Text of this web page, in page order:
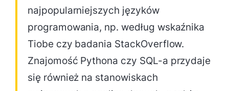
najpopularniejszych języków
programowania, np. według wskaźnika
Tiobe czy badania StackOverflow.
Znajomość Pythona czy SQL-a przydaje
się również na stanowiskach